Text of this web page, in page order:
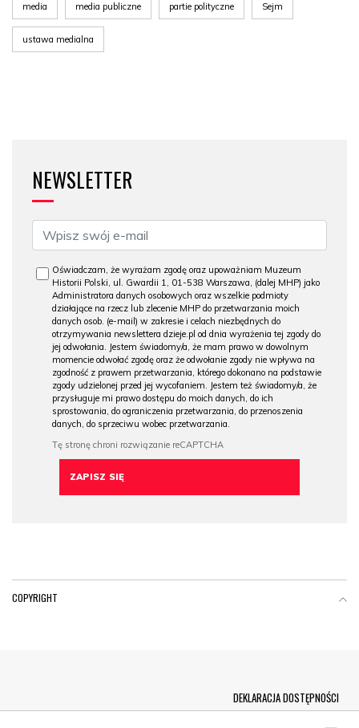
media media publiczne partie polityczne Sejm
ustawa medialna
NEWSLETTER
Oświadczam, że wyrażam zgodę oraz upoważniam Muzeum
Historii Polski, ul. Gwardii 1, 01-538 Warszawa, (dalej MHP) jako
Administratora danych osobowych oraz wszelkie podmioty
działające na rzecz lub zlecenie MHP do przetwarzania moich
danych osob. (e-mail) w zakresie i celach niezbędnych do
otrzymywania newslettera dzieje.pl od dnia wyrażenia tej zgody do
jej odwołania. Jestem świadomy/a, że mam prawo w dowolnym
momencie odwołać zgodę oraz że odwołanie zgody nie wpływa na
zgodność z prawem przetwarzania, którego dokonano na podstawie
zgody udzielonej przed jej wycofaniem. Jestem też świadomy/a, że
przysługuje mi prawo dostępu do moich danych, do ich
sprostowania, do ograniczenia przetwarzania, do przenoszenia
danych, do sprzeciwu wobec przetwarzania.
COPYRIGHT
DEKLARACJA DOSTĘPNOŚCI